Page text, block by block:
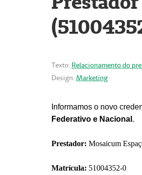
Texto: Relacionamento do
Design: Marketing
Informamos o novo
Federativo e Nacional .
Prestador: Mosaicum
Matrícula: 51004352-0